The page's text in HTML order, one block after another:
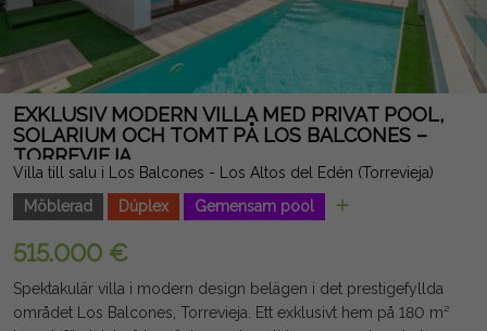
EXKLUSIV MODERN VILLA MED PRIVAT POOL,
SOLARIUM OCH TOMT PÅ LOS BALCONES –
TORREVIEJA
Villa till salu i Los Balcones - Los Altos del Edén (Torrevieja)
Möblerad
Dúplex Gemensam pool
515.000 €
Spektakulär villa i modern design belägen i det prestigefyllda
området Los Balcones, Torrevieja. Ett exklusivt hem på 180 m²